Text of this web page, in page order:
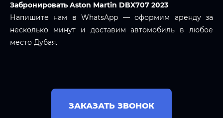
Забронировать Aston Martin DBX707 2023
Напишите нам в WhatsApp — оформим аренду за
несколько минут и доставим автомобиль в любое
место Дубая.
ЗАКАЗАТЬ ЗВОНОК